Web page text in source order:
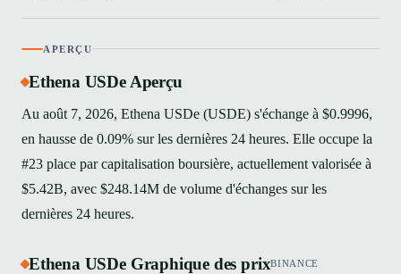
APERÇU
Ethena USDe Aperçu
Au août 7, 2026, Ethena USDe (USDE) s'échange à $0.9996,
en hausse de 0.09% sur les dernières 24 heures. Elle occupe la
#23 place par capitalisation boursière, actuellement valorisée à
$5.42B, avec $248.14M de volume d'échanges sur les
dernières 24 heures.
Ethena USDe Graphique des prixBINANCE